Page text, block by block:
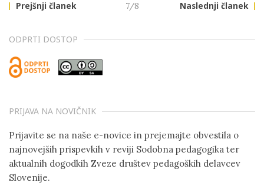
Prejšnji članek Naslednji članek
7/8
ODPRTI DOSTOP
PRIJAVA NA NOVIČNIK
Prijavite se na naše e-novice in prejemajte obvestila o
najnovejših prispevkih v reviji Sodobna pedagogika ter
aktualnih dogodkih Zveze društev pedagoških delavcev
Slovenije.